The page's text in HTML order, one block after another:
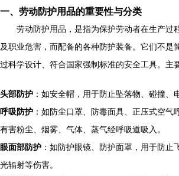
一、劳动防护用品的重要性与分类
劳动防护用品，是指为保护劳动者在生产过
及职业危害，而配备的各种防护装备。它们不是
过科学设计、符合国家强制标准的安全工具。主
头部防护 ：如安全帽，用于防止坠落物、碰撞、
呼吸防护 ：如防尘口罩、防毒面具、正压式空气
有害粉尘、烟雾、气体、蒸气经呼吸道吸入。
眼面部防护 ：如防护眼镜、防护面罩，用于防止
光辐射等伤害。